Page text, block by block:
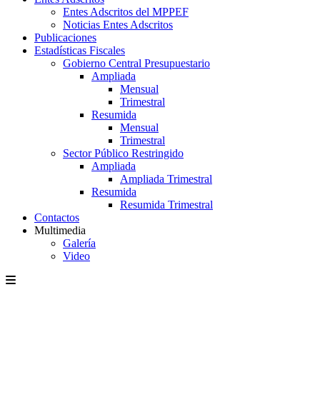
Entes Adscritos del MPPEF
Noticias Entes Adscritos
Publicaciones
Estadísticas Fiscales
Gobierno Central Presupuestario
Ampliada
Mensual
Trimestral
Resumida
Mensual
Trimestral
Sector Público Restringido
Ampliada
Ampliada Trimestral
Resumida
Resumida Trimestral
Contactos
Multimedia
Galería
Video